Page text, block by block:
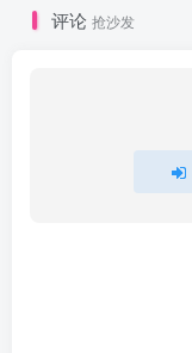
评论 抢沙发